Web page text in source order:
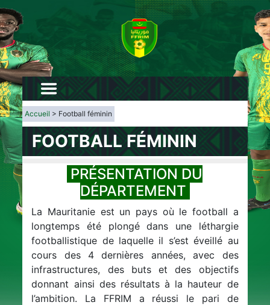
Accueil > Football féminin
FOOTBALL FÉMININ
PRÉSENTATION DU
DÉPARTEMENT
La Mauritanie est un pays où le football a
longtemps été plongé dans une léthargie
footballistique de laquelle il s’est éveillé au
cours des 4 dernières années, avec des
infrastructures, des buts et des objectifs
donnant ainsi des résultats à la hauteur de
l’ambition. La FFRIM a réussi le pari de